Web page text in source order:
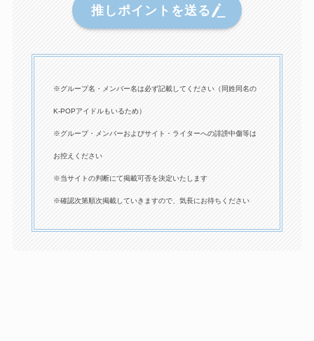
推しポイントを送る
※グループ名・メンバー名は必ず記載してください（同姓同名の
K-POPアイドルもいるため）
※グループ・メンバーおよびサイト・ライターへの誹謗中傷等は
お控えください
※当サイトの判断にて掲載可否を決定いたします
※確認次第順次掲載していきますので、気長にお待ちください